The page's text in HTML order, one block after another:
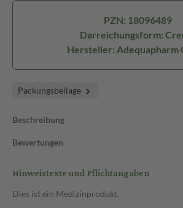
PZN: 18096489
Darreichungsform:
Hersteller: Adequapharm
Packungsbeilage
Beschreibung
Bewertungen
Hinweistexte und Pflichtangaben
Dies ist ein Medizinprodukt.